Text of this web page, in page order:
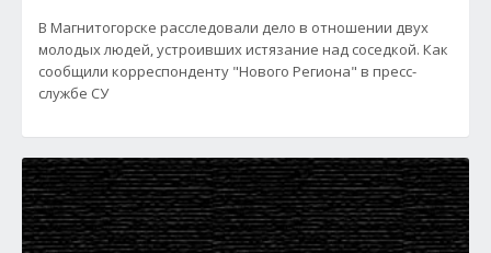
В Магнитогорске расследовали дело в отношении двух
молодых людей, устроивших истязание над соседкой. Как
сообщили корреспонденту "Нового Региона" в пресс-
службе СУ